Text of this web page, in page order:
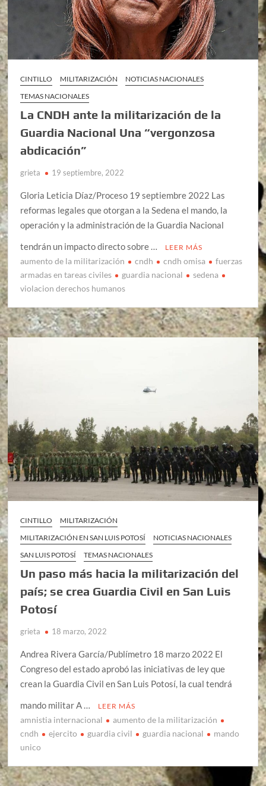
CINTILLO MILITARIZACIÓN
NOTICIAS NACIONALES
TEMAS NACIONALES
La CNDH ante la militarización de la
Guardia Nacional Una “vergonzosa
abdicación”
grieta 19 septiembre, 2022
Gloria Leticia Díaz/Proceso 19 septiembre 2022 Las
reformas legales que otorgan a la Sedena el mando, la
operación y la administración de la Guardia Nacional
tendrán un impacto directo sobre …
LEER MÁS
aumento de la militarización cndh cndh omisa
fuerzas
armadas en tareas civiles
guardia nacional
sedena
violacion derechos humanos
CINTILLO
MILITARIZACIÓN
MILITARIZACIÓN EN SAN LUIS POTOSÍ
NOTICIAS NACIONALES
SAN LUIS POTOSÍ
TEMAS NACIONALES
Un paso más hacia la militarización del
país; se crea Guardia Civil en San Luis
Potosí
grieta 18 marzo, 2022
Andrea Rivera García/Publímetro 18 marzo 2022 El
Congreso del estado aprobó las iniciativas de ley que
crean la Guardia Civil en San Luis Potosí, la cual tendrá
mando militar A …
LEER MÁS
amnistia internacional
aumento de la militarización
cndh
ejercito guardia civil guardia nacional
mando
unico